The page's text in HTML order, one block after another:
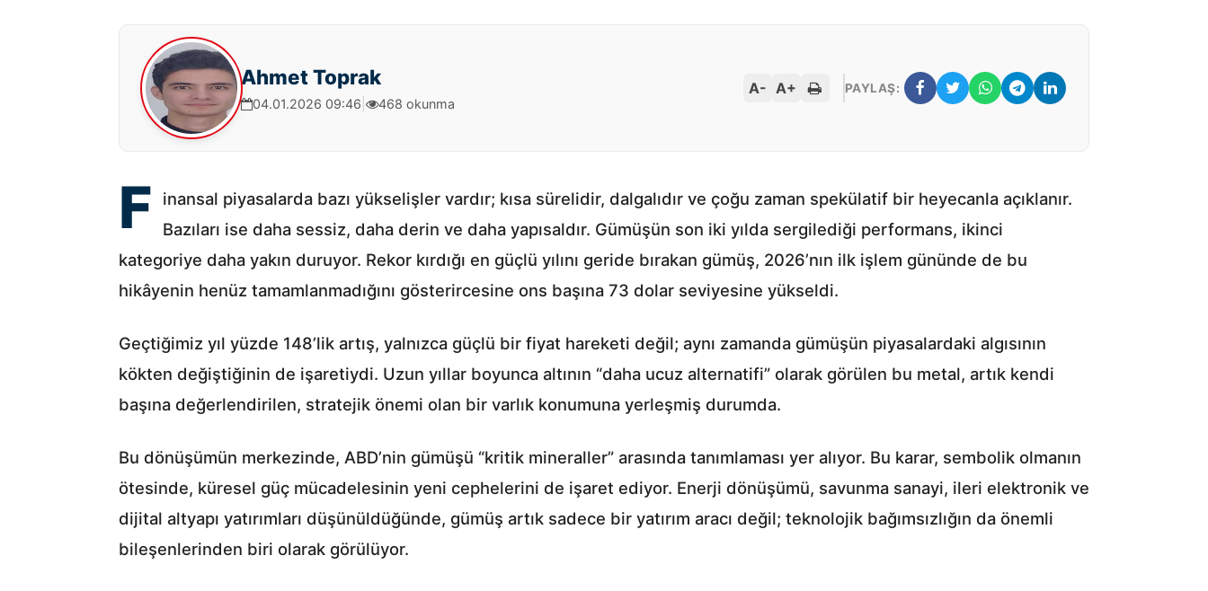
Ahmet Toprak
04.01.2026 09:46 468 okunma
A- A+ PAYLAŞ:
F
inansal piyasalarda bazı yükselişler vardır; kısa sürelidir, dalgalıdır ve çoğu zaman spekülatif bir heyecanla açıklanır.
Bazıları ise daha sessiz, daha derin ve daha yapısaldır. Gümüşün son iki yılda sergilediği performans, ikinci
kategoriye daha yakın duruyor. Rekor kırdığı en güçlü yılını geride bırakan gümüş, 2026’nın ilk işlem gününde de bu
hikâyenin henüz tamamlanmadığını gösterircesine ons başına 73 dolar seviyesine yükseldi.
Geçtiğimiz yıl yüzde 148’lik artış, yalnızca güçlü bir fiyat hareketi değil; aynı zamanda gümüşün piyasalardaki algısının
kökten değiştiğinin de işaretiydi. Uzun yıllar boyunca altının “daha ucuz alternatifi” olarak görülen bu metal, artık kendi
başına değerlendirilen, stratejik önemi olan bir varlık konumuna yerleşmiş durumda.
Bu dönüşümün merkezinde, ABD’nin gümüşü “kritik mineraller” arasında tanımlaması yer alıyor. Bu karar, sembolik olmanın
ötesinde, küresel güç mücadelesinin yeni cephelerini de işaret ediyor. Enerji dönüşümü, savunma sanayi, ileri elektronik ve
dijital altyapı yatırımları düşünüldüğünde, gümüş artık sadece bir yatırım aracı değil; teknolojik bağımsızlığın da önemli
bileşenlerinden biri olarak görülüyor.